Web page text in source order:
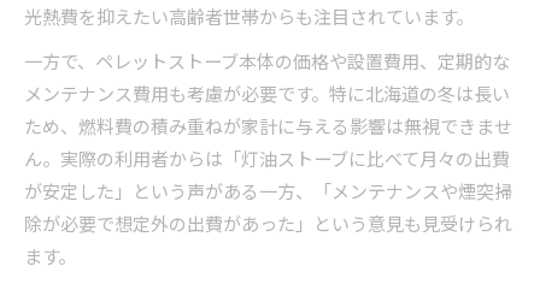
光熱費を抑えたい高齢者世帯からも注目されています。
一方で、ペレットストーブ本体の価格や設置費用、定期的な
メンテナンス費用も考慮が必要です。特に北海道の冬は長い
ため、燃料費の積み重ねが家計に与える影響は無視できませ
ん。実際の利用者からは「灯油ストーブに比べて月々の出費
が安定した」という声がある一方、「メンテナンスや煙突掃
除が必要で想定外の出費があった」という意見も見受けられ
ます。